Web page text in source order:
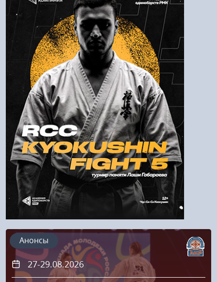
Логин:
Пароль
Войти
Напомнить пароль
Регистрация
27-29.08.2026
Анонсы